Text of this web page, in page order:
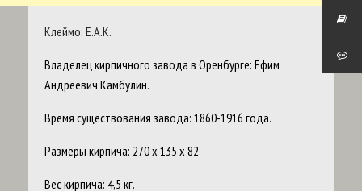
Клеймо: Е.А.К.
Владелец кирпичного завода в Оренбурге: Ефим
Андреевич Камбулин.
Время существования завода: 1860-1916 года.
Размеры кирпича: 270 х 135 х 82
Вес кирпича: 4,5 кг.